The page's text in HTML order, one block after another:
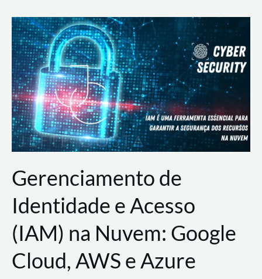
Desenvolvimento,
Segurança
e
Operações
Gerenciamento de
Identidade e Acesso
(IAM) na Nuvem: Google
Cloud, AWS e Azure